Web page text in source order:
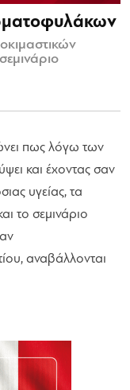
πως λόγω των
και έχοντας σαν
υγείας, τα
το σεμινάριο
αναβάλλονται